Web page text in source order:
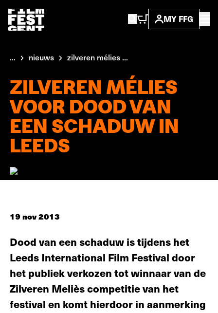
MY FFG
... nieuws zilveren mélies ...
ZILVEREN MÉLIES
VOOR DOOD VAN
EEN SCHADUW IN
LEEDS
19 nov 2013
Dood van een schaduw is tijdens het
Leeds International Film Festival door
het publiek verkozen tot winnaar van de
Zilveren Meliès competitie van het
festival en komt hierdoor in aanmerking